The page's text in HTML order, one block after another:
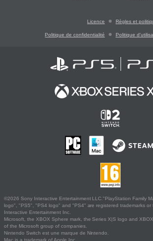
Licence Règles et
Politique de confidentialité Politique
©2026 Sony Interactive Entertainment LLC."PlayStation Family
logo", "PS5", "PS4 logo" and "PS4" are registered trademarks or
Interactive Entertainment Inc.
Microsoft, the XBOX Sphere mark, the Series X|S logo and
of the Microsoft group of companies.
Nintendo Switch est une marque de Nintendo.
Mac is a trademark of Apple Inc.